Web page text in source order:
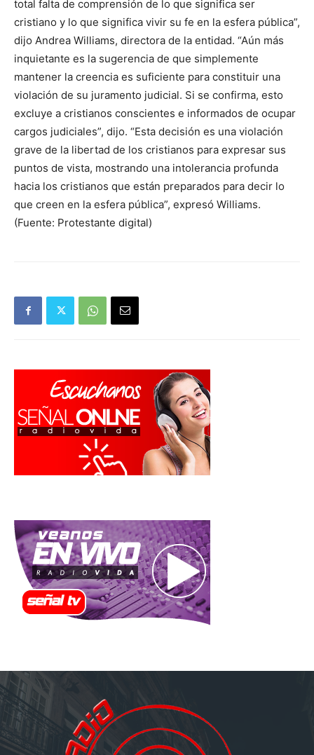
total falta de comprensión de lo que significa ser
cristiano y lo que significa vivir su fe en la esfera pública”,
dijo Andrea Williams, directora de la entidad. “Aún más
inquietante es la sugerencia de que simplemente
mantener la creencia es suficiente para constituir una
violación de su juramento judicial. Si se confirma, esto
excluye a cristianos conscientes e informados de ocupar
cargos judiciales”, dijo. “Esta decisión es una violación
grave de la libertad de los cristianos para expresar sus
puntos de vista, mostrando una intolerancia profunda
hacia los cristianos que están preparados para decir lo
que creen en la esfera pública”, expresó Williams.
(Fuente: Protestante digital)